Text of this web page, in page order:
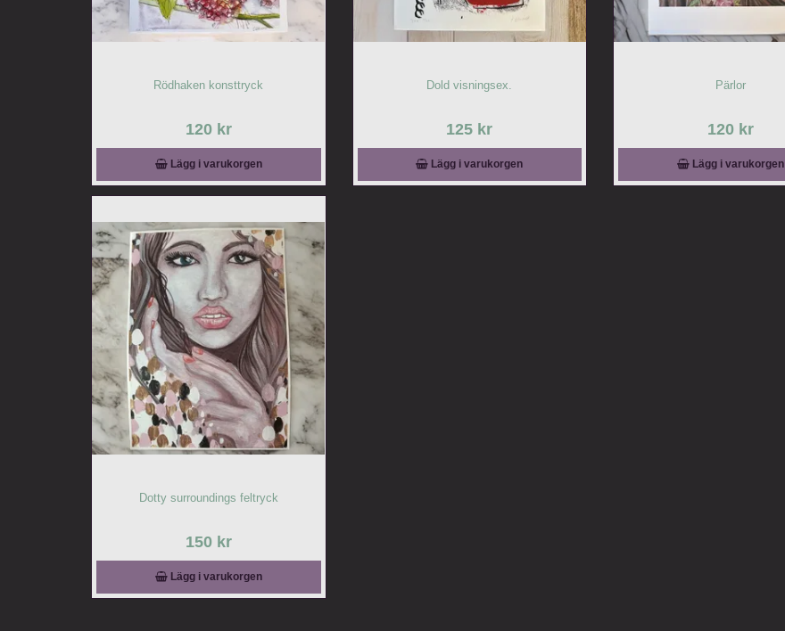
Rödhaken konsttryck
120 kr
Lägg i varukorgen
Dold visningsex.
125 kr
Lägg i varukorgen
Pärlor
120 kr
Lägg i varukorgen
Dotty surroundings feltryck
150 kr
Lägg i varukorgen